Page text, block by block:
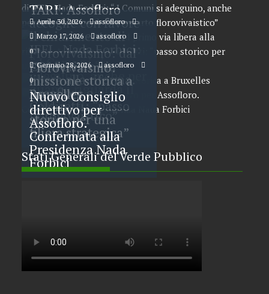
TARI: Assofloro
accoglie con favore
il chiarimento di
IFEL. Nada Forbici:
“ I Comuni si
adeguino, anche per
quanto riguarda il
comparto
florovivaistico”
Aprile 30, 2026
assofloro
0
Florovivaismo: dal
CDM primo via
libera alla riforma.
Assofloro e
Coldiretti: “passo
storico per una
filiera strategica”
Marzo 17, 2026
assofloro
0
Florovivaismo:
missione storica a
Bruxelles
Gennaio 28, 2026
assofloro
0
Nuovo Consiglio
direttivo per
Assofloro.
Confermata alla
Presidenza Nada
Forbici
Stati Generali del Verde Pubblico